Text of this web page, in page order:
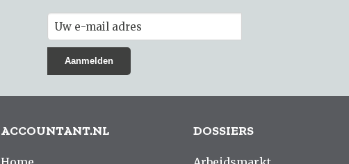
ACCOUNTANT.NL DOSSIERS